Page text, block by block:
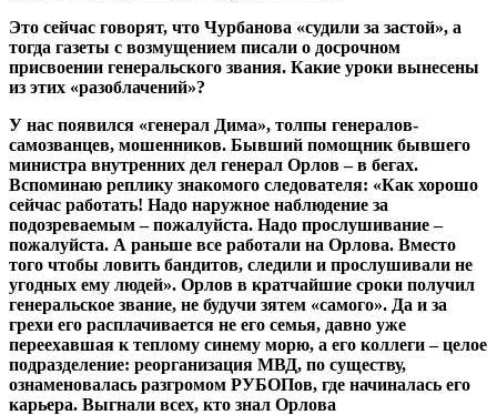
Это сейчас говорят, что Чурбанова «судили за застой», а
тогда газеты с возмущением писали о досрочном
присвоении генеральского звания. Какие уроки вынесены
из этих «разоблачений»?
У нас появился «генерал Дима», толпы генералов-
самозванцев, мошенников. Бывший помощник бывшего
министра внутренних дел генерал Орлов – в бегах.
Вспоминаю реплику знакомого следователя: «Как хорошо
сейчас работать! Надо наружное наблюдение за
подозреваемым – пожалуйста. Надо прослушивание –
пожалуйста. А раньше все работали на Орлова. Вместо
того чтобы ловить бандитов, следили и прослушивали не
угодных ему людей». Орлов в кратчайшие сроки получил
генеральское звание, не будучи зятем «самого». Да и за
грехи его расплачивается не его семья, давно уже
переехавшая к теплому синему морю, а его коллеги – целое
подразделение: реорганизация МВД, по существу,
ознаменовалась разгромом РУБОПов, где начиналась его
карьера. Выгнали всех, кто знал Орлова